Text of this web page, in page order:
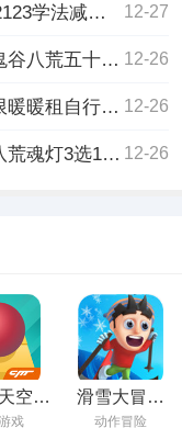
交管12123学法减分怎么操作 交管12123学法减分操作流程一览 12-27
鬼谷八荒五十年内怎么结丹升羽化 鬼谷八荒五十年内结丹升羽化方法 12-26
无限暖暖自行车获取点位有哪些 无限暖暖租自行车位置大全 12-26
鬼谷八荒魂灯三选一选哪个好 鬼谷八荒魂灯3选1选择推荐 12-26
空免
载
戏
滑雪大冒险
2024最新版
动作冒险